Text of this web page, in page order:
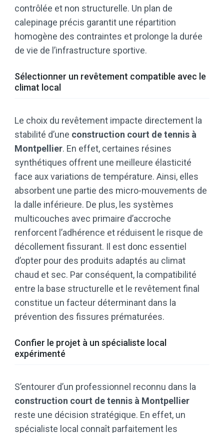
contrôlée et non structurelle. Un plan de
calepinage précis garantit une répartition
homogène des contraintes et prolonge la durée
de vie de l’infrastructure sportive.
Sélectionner un revêtement compatible avec le
climat local
Le choix du revêtement impacte directement la
stabilité d’une construction court de tennis à
Montpellier. En effet, certaines résines
synthétiques offrent une meilleure élasticité
face aux variations de température. Ainsi, elles
absorbent une partie des micro-mouvements de
la dalle inférieure. De plus, les systèmes
multicouches avec primaire d’accroche
renforcent l’adhérence et réduisent le risque de
décollement fissurant. Il est donc essentiel
d’opter pour des produits adaptés au climat
chaud et sec. Par conséquent, la compatibilité
entre la base structurelle et le revêtement final
constitue un facteur déterminant dans la
prévention des fissures prématurées.
Confier le projet à un spécialiste local
expérimenté
S’entourer d’un professionnel reconnu dans la
construction court de tennis à Montpellier
reste une décision stratégique. En effet, un
spécialiste local connaît parfaitement les